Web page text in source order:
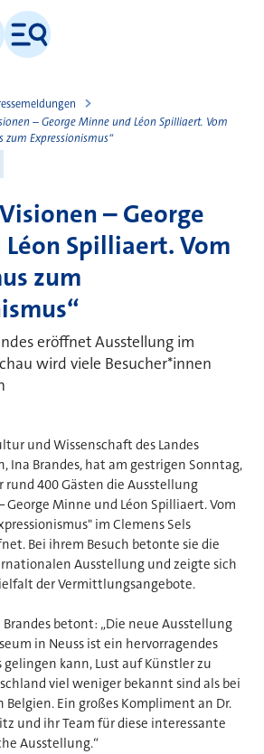
Menü
– George Minne und Léon Spilliaert. Vom
zum Expressionismus“
– George
Spilliaert. Vom
zum
eröffnet Ausstellung im
wird viele Besucher*innen
und Wissenschaft des Landes
Ina Brandes, hat am gestrigen Sonntag,
rund 400 Gästen die Ausstellung
George Minne und Léon Spilliaert. Vom
im Clemens Sels
Bei ihrem Besuch betonte sie die
Ausstellung und zeigte sich
der Vermittlungsangebote.
betont: „Die neue Ausstellung
in Neuss ist ein hervorragendes
gelingen kann, Lust auf Künstler zu
viel weniger bekannt sind als bei
Belgien. Ein großes Kompliment an Dr.
und ihr Team für diese interessante
Ausstellung.“